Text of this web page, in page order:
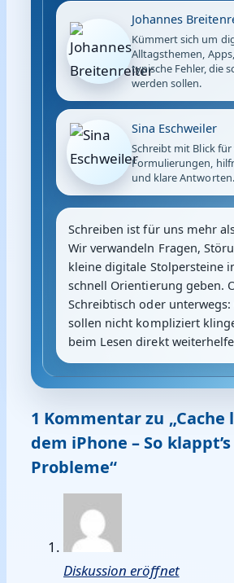
Johannes
Kümmert sich um
Alltagsthemen,
typische Fehler, die
werden sollen.
Sina Eschweiler
Schreibt mit Blick
Formulierungen,
und klare Antworten.
Schreiben ist für uns mehr
Wir verwandeln Fragen,
kleine digitale Stolpersteine
schnell Orientierung geben.
Schreibtisch oder unterwegs:
sollen nicht kompliziert
beim Lesen direkt
1 Kommentar zu „Cache
dem iPhone – So
Probleme“
Diskussion eröffnet